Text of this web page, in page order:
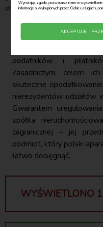
Wyrażając zgodę, pozwalasz nam na
informacje o wykupionych przez Ciebie usługach,
AKCEPTUJĘ I
doradca podatkowy
podatników i
Zasadniczym celem
skuteczne
nierezydentów udziałów
Gwarantem
spółka
zagranicznej – jej
podmiot, który polski
łatwo dosięgnąć.
WYŚWIETLONO